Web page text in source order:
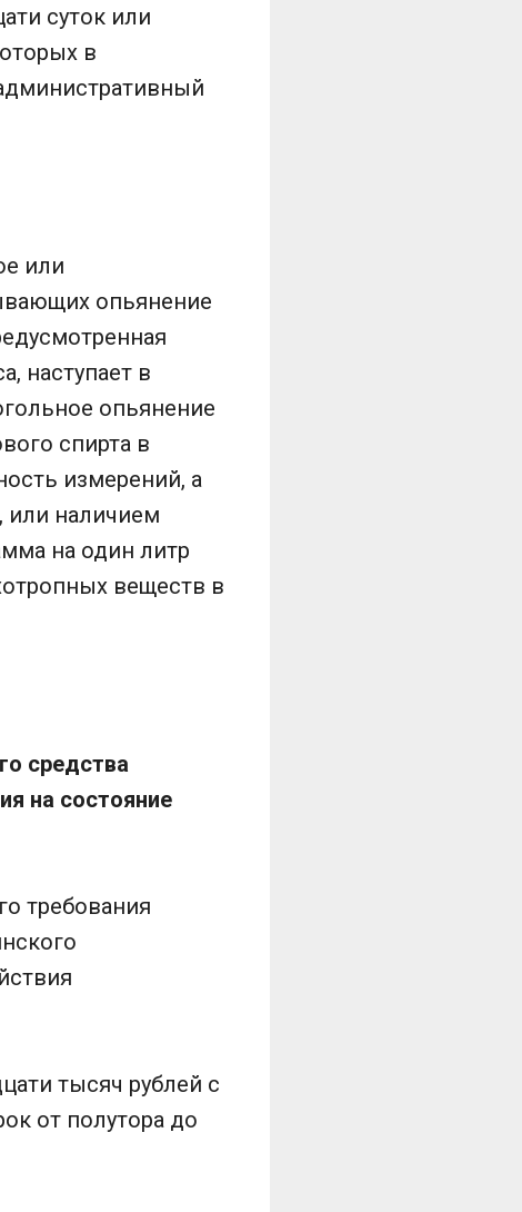
суток или
в
или
опьянение
наступает в
опьянение
спирта в
измерений, а
или наличием
на один литр
веществ в
средства
на состояние
требования
тысяч рублей с
от полутора до